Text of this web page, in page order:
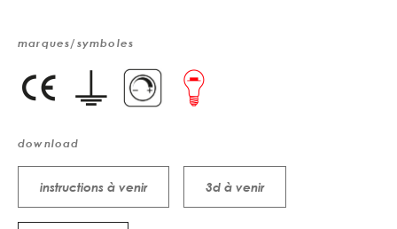
marques/symboles
download
instructions à venir 3d à venir